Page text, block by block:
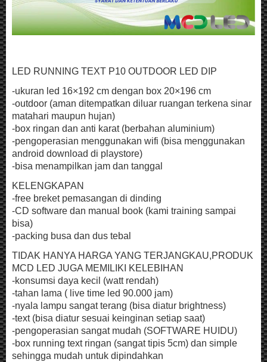
LED RUNNING TEXT P10 OUTDOOR LED DIP
-ukuran led 16×192 cm dengan box 20×196 cm
-outdoor (aman ditempatkan diluar ruangan terkena sinar
matahari maupun hujan)
-box ringan dan anti karat (berbahan aluminium)
-pengoperasian menggunakan wifi (bisa menggunakan
android download di playstore)
-bisa menampilkan jam dan tanggal
KELENGKAPAN
-free breket pemasangan di dinding
-CD software dan manual book (kami training sampai
bisa)
-packing busa dan dus tebal
TIDAK HANYA HARGA YANG TERJANGKAU,PRODUK
MCD LED JUGA MEMILIKI KELEBIHAN
-konsumsi daya kecil (watt rendah)
-tahan lama ( live time led 90.000 jam)
-nyala lampu sangat terang (bisa diatur brightness)
-text (bisa diatur sesuai keinginan setiap saat)
-pengoperasian sangat mudah (SOFTWARE HUIDU)
-box running text ringan (sangat tipis 5cm) dan simple
sehingga mudah untuk dipindahkan